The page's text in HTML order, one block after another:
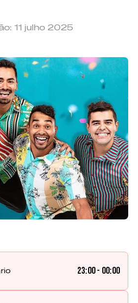
11 julho 2025
23:00 - 00:00